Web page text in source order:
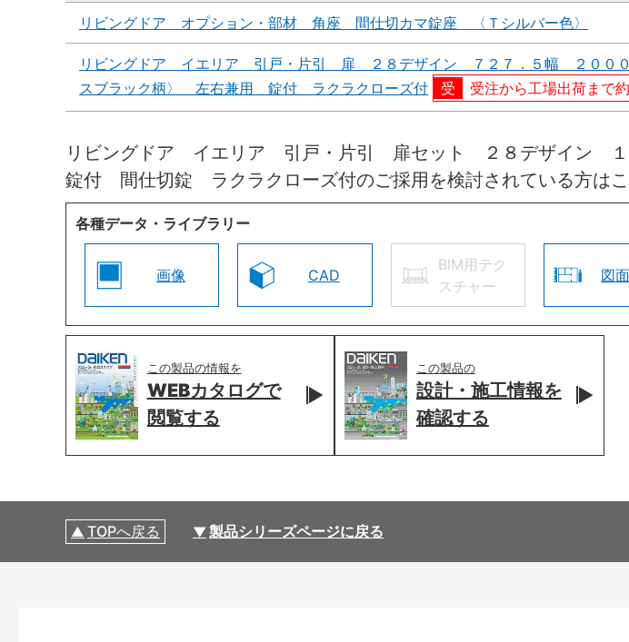
リビングドア オプション・部材 角座 間仕切カマ錠座 〈Ｔシルバー色〉
リビングドア イエリア 引戸・片引 扉 ２８デザイン ７２７．５幅 ２００
スブラック柄〉 左右兼用 錠付 ラクラクローズ付
受注から工場出荷まで
リビングドア イエリア 引戸・片引 扉セット ２８デザイン
錠付 間仕切錠 ラクラクローズ付のご採用を検討されている方は
各種データ・ライブラリー
画像 CAD
BIM用テク
スチャー
図
この製品の情報を
WEBカタログで
閲覧する
この製品の
設計・施工情報を
確認する
TOPへ戻る 製品シリーズページに戻る